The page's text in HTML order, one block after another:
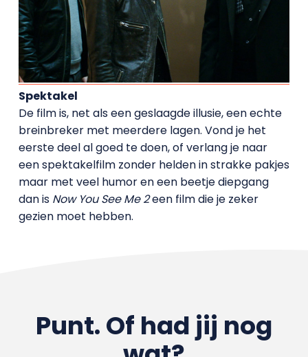
Spektakel
De film is, net als een geslaagde illusie, een echte
breinbreker met meerdere lagen. Vond je het
eerste deel al goed te doen, of verlang je naar
een spektakelfilm zonder helden in strakke pakjes
maar met veel humor en een beetje diepgang
dan is Now You See Me 2een film die je zeker
gezien moet hebben.
Punt. Of had jij nog